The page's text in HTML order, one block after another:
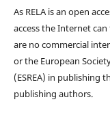
As RELA is an open
access the Internet
are no commercial
or the European
(ESREA) in publishing
publishing authors.